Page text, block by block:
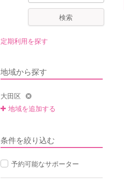
検索
定期利用を探す
地域から探す
大田区
地域を追加する
条件を絞り込む
予約可能なサポーター